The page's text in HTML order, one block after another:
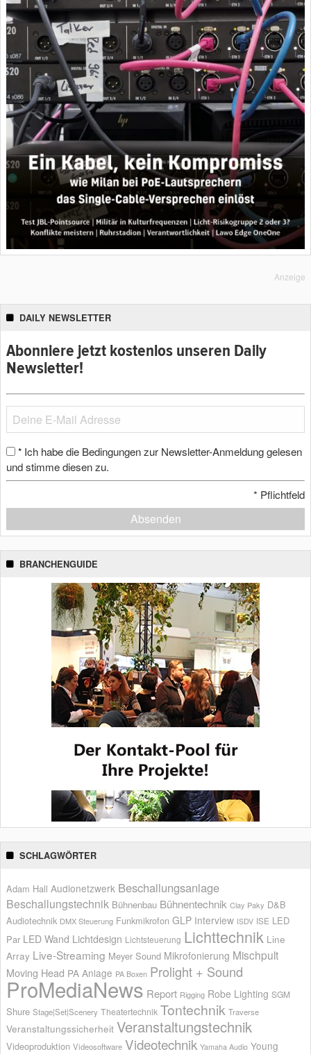
Anzeige
DAILY NEWSLETTER
Abonniere jetzt kostenlos unseren Daily
Newsletter!
* Ich habe die Bedingungen zur Newsletter-Anmeldung gelesen
und stimme diesen zu.
* Pflichtfeld
Absenden
BRANCHENGUIDE
SCHLAGWÖRTER
Adam Hall Audionetzwerk Beschallungsanlage
Beschallungstechnik Bühnenbau Bühnentechnik Clay Paky D&B
Audiotechnik DMX Steuerung Funkmikrofon GLP Interview ISDV ISE LED
Par LED Wand Lichtdesign Lichtsteuerung Lichttechnik Line
Array Live-Streaming Meyer Sound Mikrofonierung Mischpult
Moving Head PA Anlage PA Boxen Prolight + Sound
ProMediaNews Report Rigging Robe Lighting SGM
Shure Stage|Set|Scenery Theatertechnik Tontechnik Traverse
Veranstaltungssicherheit Veranstaltungstechnik
Videoproduktion Videosoftware Videotechnik Yamaha Audio Young